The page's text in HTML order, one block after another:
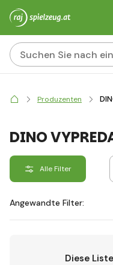
Produzenten
DINO
Alle Filter
Angewandte Filter:
Diese